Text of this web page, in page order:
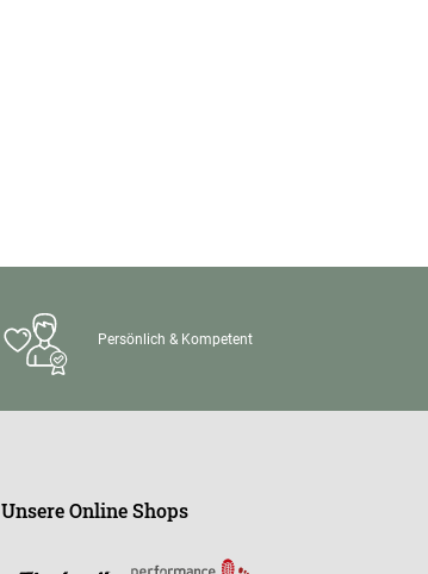
Persönlich & Kompetent
Unsere Online Shops